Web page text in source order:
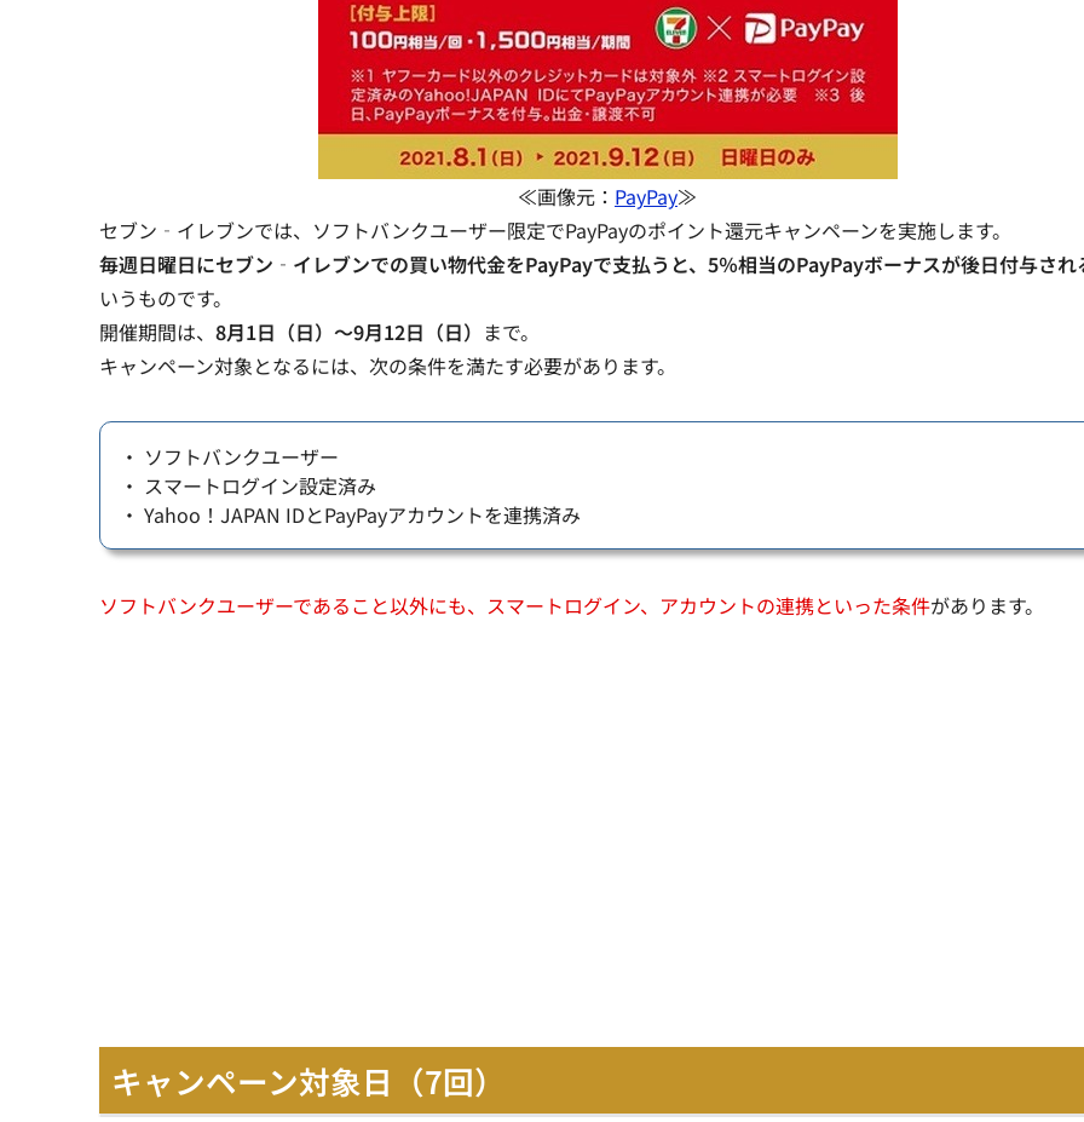
≪画像元： PayPay≫
セブン‐イレブンでは、ソフトバンクユーザー限定でPayPayのポイント還元キャンペーンを実施します。
毎週日曜日にセブン‐イレブンでの買い物代金をPayPayで支払うと、5％相当のPayPayボーナスが後日付与され
いうものです。
開催期間は、 8月1日（日）～9月12日（日） まで。
キャンペーン対象となるには、次の条件を満たす必要があります。
・ ソフトバンクユーザー
・ スマートログイン設定済み
・ Yahoo！JAPAN IDとPayPayアカウントを連携済み
ソフトバンクユーザーであること以外にも、スマートログイン、アカウントの連携といった条件があります。
キャンペーン対象日（7回）